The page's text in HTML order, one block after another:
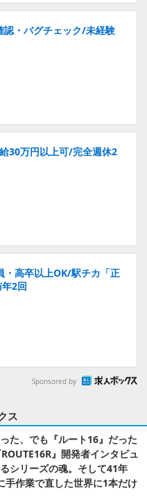
・バグチェック/未経験
30万円以上可/完全週休2
・高卒以上OK/駅チカ「正
2回
Sponsored by
ス
た、でも『ルート16』だった
』開発者インタビュ
シリーズの魂。そして41年
手作業で直した世界に1本だけ